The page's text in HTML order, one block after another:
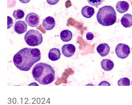
30.12.2024